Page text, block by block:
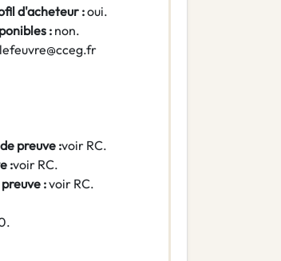
d'acheteur :oui.
: non.
preuve :voir RC.
:voir RC.
:voir RC.